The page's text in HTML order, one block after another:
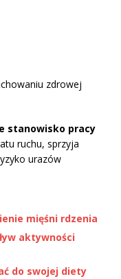
zdrowej
stanowisko pracy
ruchu, sprzyja
urazów
mięśni rdzenia
aktywności
do swojej diety